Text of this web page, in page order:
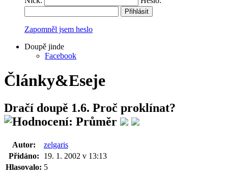
Zapomněl jsem heslo
Doupě jinde
Facebook
Články&Eseje
Dračí doupě 1.6. Proč proklínat?
Autor:
zelgaris
Přidáno:
19. 1. 2002 v 13:13
Hlasovalo: 5